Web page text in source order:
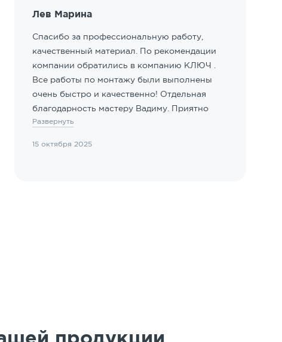
Лев Марина
Спасибо за профессиональную работу,
качественный материал. По рекомендации
компании обратились в компанию КЛЮЧ .
Все работы по монтажу были выполнены
очень быстро и качественно! Отдельная
благодарность мастеру Вадиму. Приятно
иметь дело с профессионалами!
Развернуть
15 октября 2025
продукции